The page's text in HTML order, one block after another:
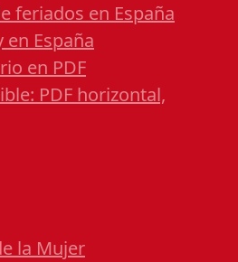
feriados en España
en España
en PDF
PDF horizontal,
la Mujer